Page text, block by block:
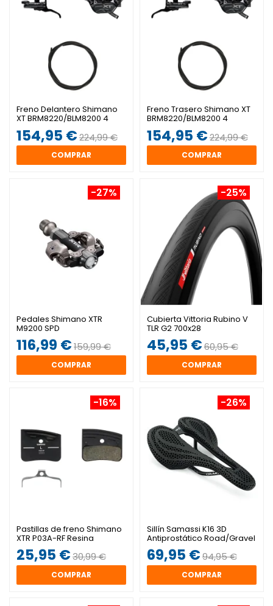
Freno Delantero Shimano
XT BRM8220/BLM8200 4
Pistones
154,95 €224,99 €
COMPRAR
Freno Trasero Shimano XT
BRM8220/BLM8200 4
Pistones
154,95 €224,99 €
COMPRAR
-27%
Pedales Shimano XTR
M9200 SPD
116,99 €159,99 €
COMPRAR
-25%
Cubierta Vittoria Rubino V
TLR G2 700x28
45,95 €60,95 €
COMPRAR
-16%
Pastillas de freno Shimano
XTR P03A-RF Resina
25,95 €30,99 €
COMPRAR
-26%
Sillín Samassi K16 3D
Antiprostático Road/Gravel
69,95 €94,95 €
COMPRAR